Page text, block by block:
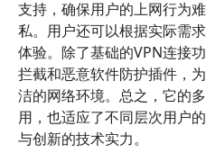
支持，确保用户的上网行为
私。用户还可以根据实际需
体验。除了基础的VPN连接
拦截和恶意软件防护插件，
洁的网络环境。总之，它的
用，也适应了不同层次用户
与创新的技术实力。